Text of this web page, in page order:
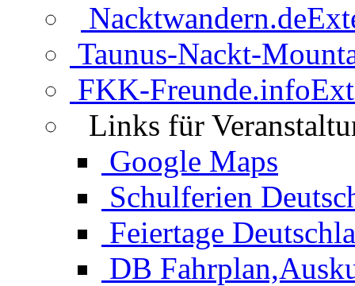
Nacktwandern.de
Taunus-Nackt-
FKK-Freunde.info
Links für
Google Maps
Schulferien
Feiertage
DB